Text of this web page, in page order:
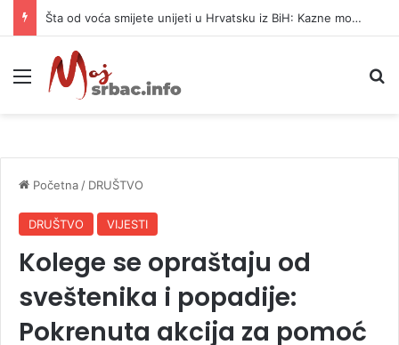
Šta od voća smijete unijeti u Hrvatsku iz BiH: Kazne mogu dostići 13.260 evra
Meni
Početna / DRUŠTVO
DRUŠTVO VIJESTI
Kolege se opraštaju od
sveštenika i popadije:
Pokrenuta akcija za pomoć